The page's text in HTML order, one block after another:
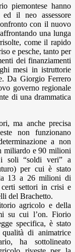
piemontese hanno
ed il neo assessore
con il nuovo
una lunga
come il rapido
e pesche, tanto per
dei finanziamenti
mesi in istruttorie
Da Giorgio Ferrero
governo regionale
di una drammatica
ma anche precisa
non funzionano
a non
miliardo e 90 milioni
soli “soldi veri” a
per cui è stato
13 a 26 milioni di
certi settori in crisi e
del Brachetto.
agricolo e della
su cui l’on. Fiorio
specifica, è stato
di animatrice
ha sottolineato